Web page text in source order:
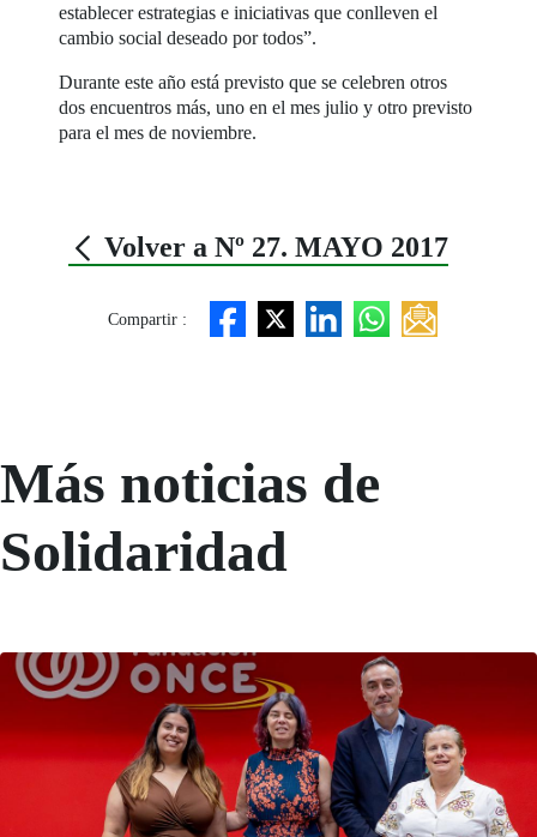
establecer estrategias e iniciativas que conlleven el
cambio social deseado por todos”.
Durante este año está previsto que se celebren otros
dos encuentros más, uno en el mes julio y otro previsto
para el mes de noviembre.
Volver a Nº 27. MAYO 2017
Compartir :
Más noticias de
Solidaridad